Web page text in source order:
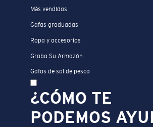
Más vendidas
Gafas graduadas
Ropa y accesorios
Graba Su Armazón
Gafas de sol de pesca
¿CÓMO TE
PODEMOS